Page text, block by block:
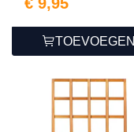
TOEVOEGEN